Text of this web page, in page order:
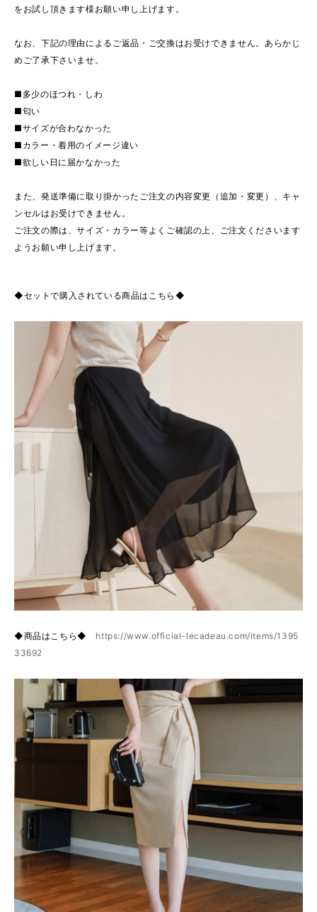
をお試し頂きます様お願い申し上げます。
なお、下記の理由によるご返品・ご交換はお受けできません。あらかじ
めご了承下さいませ。
■多少のほつれ・しわ
■匂い
■サイズが合わなかった
■カラー・着用のイメージ違い
■欲しい日に届かなかった
また、発送準備に取り掛かったご注文の内容変更（追加・変更）、キャ
ンセルはお受けできません。
ご注文の際は、サイズ・カラー等よくご確認の上、ご注文くださいます
ようお願い申し上げます。
◆セットで購入されている商品はこちら◆
◆商品はこちら◆ https://www.official-lecadeau.com/items/1395
33692